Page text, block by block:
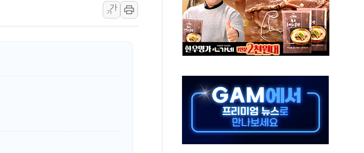
충북 주말 무더위 지속…청주·진천 35도, 곳곳 소나기
10월 보완수사권 폐지·공소청 출범…피해자들 '범죄 사각지대' 우려
한상협, 업계 개인정보 보안 새판 짠다…'자율규제단체' 타진
민주당, 오늘 제주·인천 경선 발표...김민석 '재역전' vs 정청래 '격차 확대'
트럼프, 쿡 연준 이사 해임 재추진…"26일까지 의혹 소명" 요구
가
가